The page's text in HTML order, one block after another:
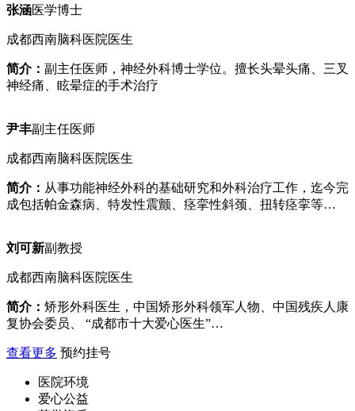
张涵医学博士
成都西南脑科医院医生
简介： 副主任医师，神经外科博士学位。擅长头晕头痛、三叉
神经痛、眩晕症的手术治疗
尹丰副主任医师
成都西南脑科医院医生
简介： 从事功能神经外科的基础研究和外科治疗工作，迄今完
成包括帕金森病、特发性震颤、痉挛性斜颈、扭转痉挛等…
刘可新副教授
成都西南脑科医院医生
简介： 矫形外科医生，中国矫形外科领军人物、中国残疾人康
复协会委员、 “成都市十大爱心医生”…
查看更多 预约挂号
医院环境
爱心公益